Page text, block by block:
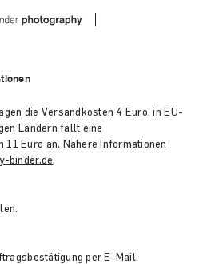
die Versandkosten 4 Euro, in EU-
Ländern fällt eine
Euro an. Nähere Informationen
binder.de.
per E-Mail.